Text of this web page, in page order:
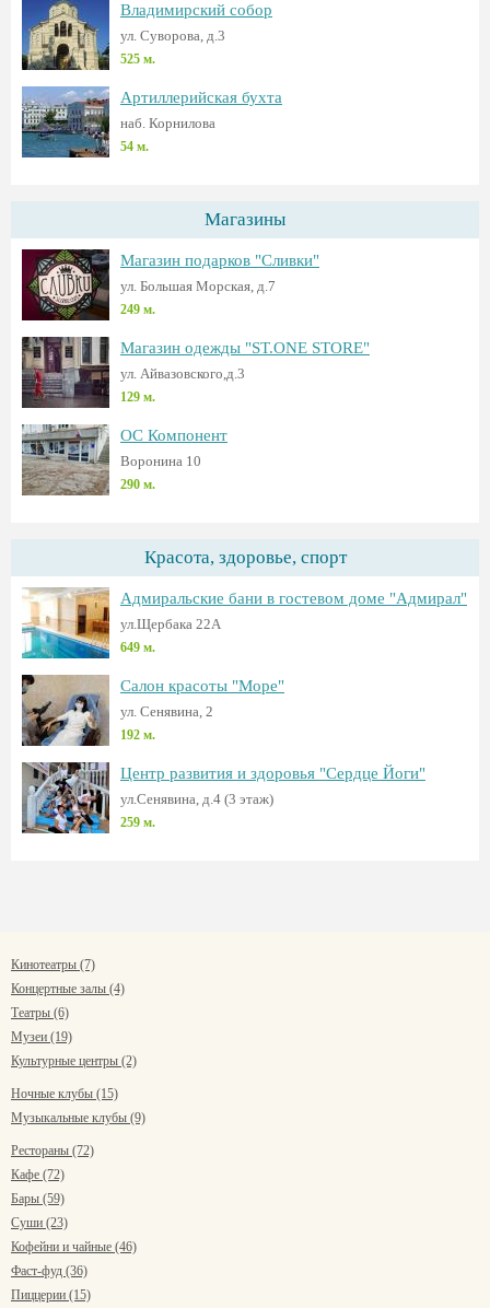
Владимирский собор
ул. Суворова, д.3
525 м.
Артиллерийская бухта
наб. Корнилова
54 м.
Магазины
Магазин подарков "Сливки"
ул. Большая Морская, д.7
249 м.
Магазин одежды "ST.ONE STORE"
ул. Айвазовского,д.3
129 м.
ОС Компонент
Воронина 10
290 м.
Красота, здоровье, спорт
Адмиральские бани в гостевом доме "Адмирал"
ул.Щербака 22А
649 м.
Салон красоты "Море"
ул. Сенявина, 2
192 м.
Центр развития и здоровья "Сердце Йоги"
ул.Сенявина, д.4 (3 этаж)
259 м.
Кинотеатры (7)
Концертные залы (4)
Театры (6)
Музеи (19)
Культурные центры (2)
Ночные клубы (15)
Музыкальные клубы (9)
Рестораны (72)
Кафе (72)
Бары (59)
Суши (23)
Кофейни и чайные (46)
Фаст-фуд (36)
Пиццерии (15)